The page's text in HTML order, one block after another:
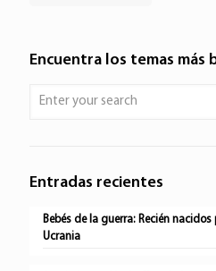
Encuentra los temas más
Entradas recientes
Bebés de la guerra: Recién
Ucrania